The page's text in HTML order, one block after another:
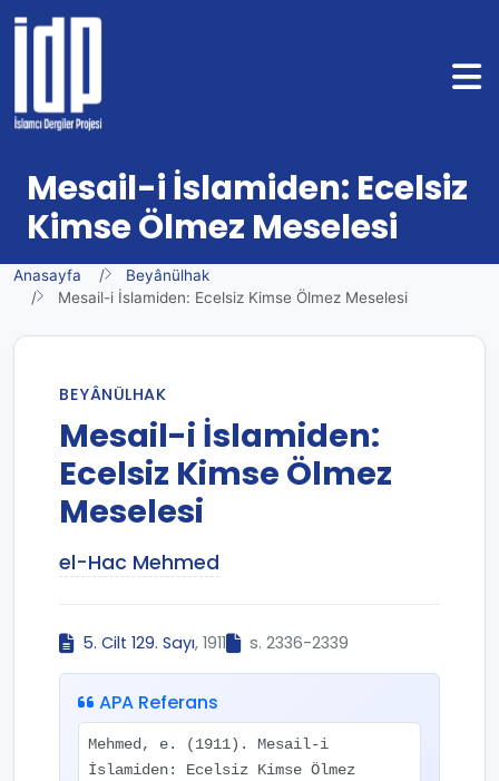
Mesail-i İslamiden: Ecelsiz
Kimse Ölmez Meselesi
Anasayfa
Beyânülhak
Mesail-i İslamiden: Ecelsiz Kimse Ölmez Meselesi
BEYÂNÜLHAK
Mesail-i İslamiden:
Ecelsiz Kimse Ölmez
Meselesi
el-Hac Mehmed
5. Cilt 129. Sayı, 1911 s. 2336-2339
APA Referans
Mehmed, e. (1911). Mesail-i
İslamiden: Ecelsiz Kimse Ölmez